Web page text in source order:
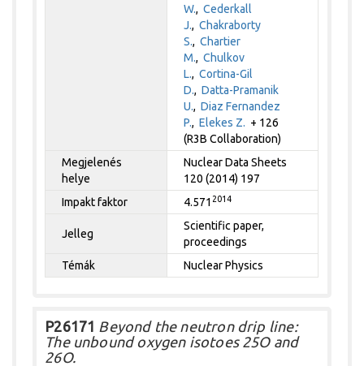
W.,Cederkall
J.,Chakraborty
S.,Chartier
M.,Chulkov
L.,Cortina-Gil
D.,Datta-Pramanik
U.,Diaz Fernandez
P.,Elekes Z. + 126
(R3B Collaboration)
Megjelenés
helye
Nuclear Data Sheets
120 (2014) 197
Impakt faktor
4.571 2014
Jelleg
Scientific paper,
proceedings
Témák
Nuclear Physics
P26171 Beyond the neutron drip line:
The unbound oxygen isotoes 25O and
26O.